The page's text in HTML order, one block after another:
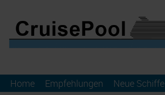
Home Empfehlungen Neue Schiffe